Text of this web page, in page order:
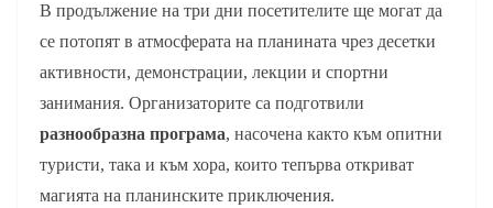
В продължение на три дни посетителите ще могат да
се потопят в атмосферата на планината чрез десетки
активности, демонстрации, лекции и спортни
занимания. Организаторите са подготвили
разнообразна програма, насочена както към опитни
туристи, така и към хора, които тепърва откриват
магията на планинските приключения.